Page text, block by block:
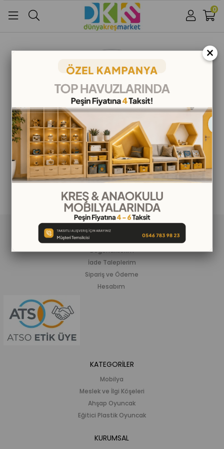
Google İle Bağlan
0
ALIŞVERİŞ BİLGİLERİ
Beğendiklerim
İade Taleplerim
Sipariş ve Ödeme
Hesabım
KATEGORİLER
Mobilya
Meslek ve İlgi Köşeleri
Ahşap Oyuncak
Eğitici Plastik Oyuncak
KURUMSAL
×